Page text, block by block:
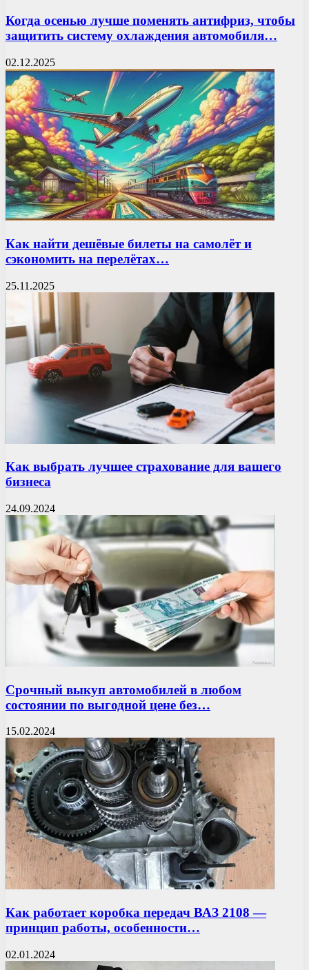
Когда осенью лучше поменять антифриз, чтобы
защитить систему охлаждения автомобиля…
02.12.2025
Как найти дешёвые билеты на самолёт и
сэкономить на перелётах…
25.11.2025
Как выбрать лучшее страхование для вашего
бизнеса
24.09.2024
Срочный выкуп автомобилей в любом
состоянии по выгодной цене без…
15.02.2024
Как работает коробка передач ВАЗ 2108 —
принцип работы, особенности…
02.01.2024